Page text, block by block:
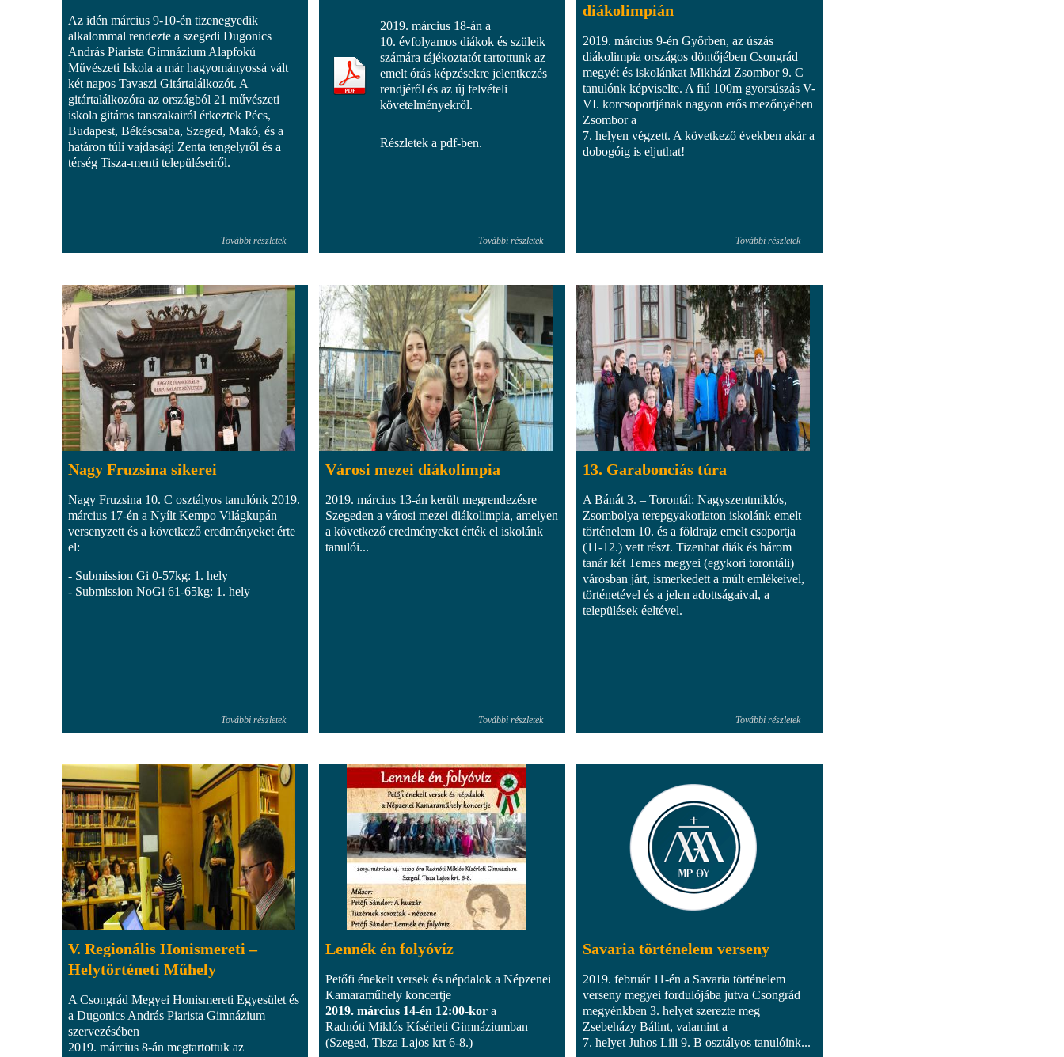
Az idén március 9-10-én tizenegyedik
alkalommal rendezte a szegedi Dugonics
András Piarista Gimnázium Alapfokú
Művészeti Iskola a már hagyományossá vált
két napos Tavaszi Gitártalálkozót. A
gitártalálkozóra az országból 21 művészeti
iskola gitáros tanszakairól érkeztek Pécs,
Budapest, Békéscsaba, Szeged, Makó, és a
határon túli vajdasági Zenta tengelyről és a
térség Tisza-menti településeiről.
További részletek
2019. március 18-án a
10. évfolyamos diákok és szüleik
számára tájékoztatót tartottunk az
emelt órás képzésekre jelentkezés
rendjéről és az új felvételi
követelményekről.
Részletek a pdf-ben.
További részletek
diákolimpián
2019. március 9-én Győrben, az úszás
diákolimpia országos döntőjében Csongrád
megyét és iskolánkat Mikházi Zsombor 9. C
tanulónk képviselte. A fiú 100m gyorsúszás V-
VI. korcsoportjának nagyon erős mezőnyében
Zsombor a
7. helyen végzett. A következő években akár a
dobogóig is eljuthat!
További részletek
Nagy Fruzsina sikerei
Nagy Fruzsina 10. C osztályos tanulónk 2019.
március 17-én a Nyílt Kempo Világkupán
versenyzett és a következő eredményeket érte
el:
- Submission Gi 0-57kg: 1. hely
- Submission NoGi 61-65kg: 1. hely
További részletek
Városi mezei diákolimpia
2019. március 13-án került megrendezésre
Szegeden a városi mezei diákolimpia, amelyen
a következő eredményeket érték el iskolánk
tanulói...
További részletek
13. Garabonciás túra
A Bánát 3. – Torontál: Nagyszentmiklós,
Zsombolya terepgyakorlaton iskolánk emelt
történelem 10. és a földrajz emelt csoportja
(11-12.) vett részt. Tizenhat diák és három
tanár két Temes megyei (egykori torontáli)
városban járt, ismerkedett a múlt emlékeivel,
történetével és a jelen adottságaival, a
települések éeltével.
További részletek
V. Regionális Honismereti –
Helytörténeti Műhely
A Csongrád Megyei Honismereti Egyesület és
a Dugonics András Piarista Gimnázium
szervezésében
2019. március 8-án megtartottuk az
Lennék én folyóvíz
Petőfi énekelt versek és népdalok a Népzenei
Kamaraműhely koncertje
2019. március 14-én 12:00-kor a
Radnóti Miklós Kísérleti Gimnáziumban
(Szeged, Tisza Lajos krt 6-8.)
Savaria történelem verseny
2019. február 11-én a Savaria történelem
verseny megyei fordulójába jutva Csongrád
megyénkben 3. helyet szerezte meg
Zsebeházy Bálint, valamint a
7. helyet Juhos Lili 9. B osztályos tanulóink...